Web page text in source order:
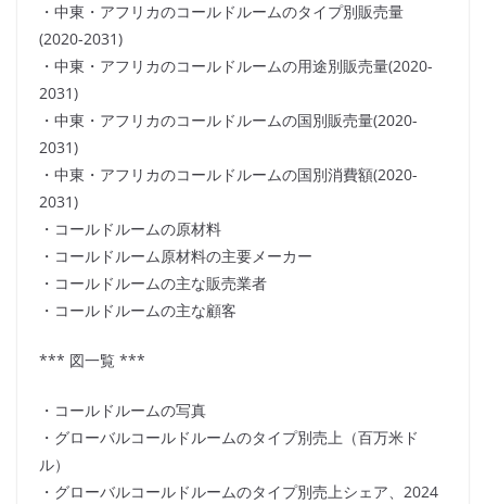
・中東・アフリカのコールドルームのタイプ別販売量
(2020-2031)
・中東・アフリカのコールドルームの用途別販売量(2020-
2031)
・中東・アフリカのコールドルームの国別販売量(2020-
2031)
・中東・アフリカのコールドルームの国別消費額(2020-
2031)
・コールドルームの原材料
・コールドルーム原材料の主要メーカー
・コールドルームの主な販売業者
・コールドルームの主な顧客
*** 図一覧 ***
・コールドルームの写真
・グローバルコールドルームのタイプ別売上（百万米ド
ル）
・グローバルコールドルームのタイプ別売上シェア、2024